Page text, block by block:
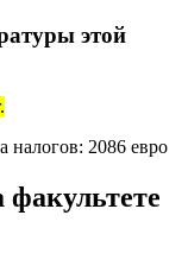
этой
налогов: 2086 евро